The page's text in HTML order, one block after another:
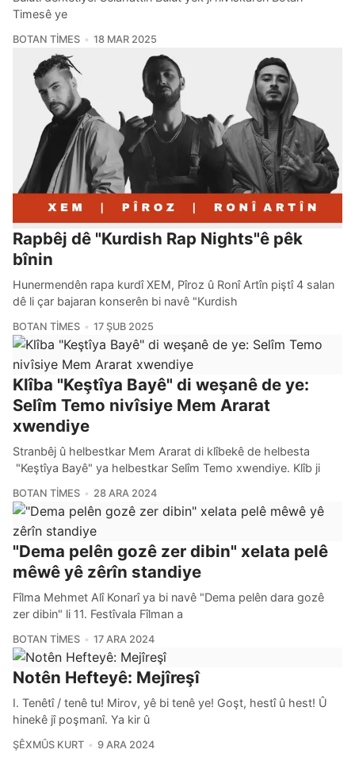
Timesê ye
BOTAN TIMES 18 MAR 2025
Rapbêj dê "Kurdish Rap Nights"ê pêk
bînin
Hunermendên rapa kurdî XEM, Pîroz û Ronî Artîn piştî 4 salan
dê li çar bajaran konserên bi navê "Kurdish
BOTAN TIMES 17 ŞUB 2025
Klîba "Keştîya Bayê" di weşanê de ye:
Selîm Temo nivîsiye Mem Ararat
xwendiye
Stranbêj û helbestkar Mem Ararat di klîbekê de helbesta
"Keştîya Bayê" ya helbestkar Selîm Temo xwendiye. Klîb ji
BOTAN TIMES 28 ARA 2024
"Dema pelên gozê zer dibin" xelata pelê
mêwê yê zêrîn standiye
Fîlma Mehmet Alî Konarî ya bi navê "Dema pelên dara gozê
zer dibin" li 11. Festîvala Fîlman a
BOTAN TIMES 17 ARA 2024
Notên Hefteyê: Mejîreşî
I. Tenêtî / tenê tu! Mirov, yê bi tenê ye! Goşt, hestî û hest! Û
hinekê jî poşmanî. Ya kir û
ŞÊXMÛS KURT 9 ARA 2024